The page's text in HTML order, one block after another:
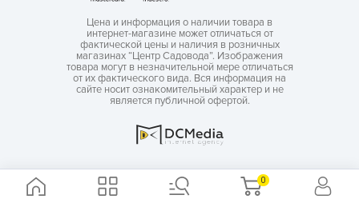
0
Цена и информация о наличии товара в
интернет-магазине может отличаться от
фактической цены и наличия в розничных
магазинах “Центр Садовода”. Изображения
товара могут в незначительной мере отличаться
от их фактического вида. Вся информация на
сайте носит ознакомительный характер и не
является публичной офертой.